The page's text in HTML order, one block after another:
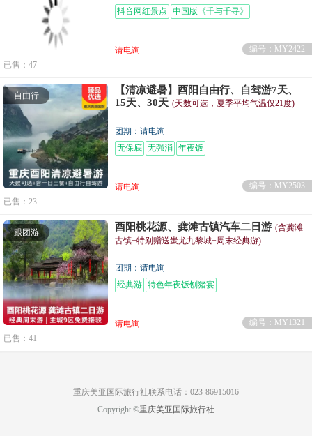
抖音网红景点
中国版《千与千寻》
请电询
编号：MY2422
已售：47
自由行
【清凉避暑】酉阳自由行、自驾游7天、
15天、30天 (天数可选，夏季平均气温仅21度)
团期：请电询
无保底 无强消 年夜饭
请电询
编号：MY2503
已售：23
跟团游 酉阳桃花源、龚滩古镇汽车二日游 (含龚滩
古镇+特别赠送蚩尤九黎城+周末经典游)
团期：请电询
经典游 特色年夜饭刨猪宴
请电询
编号：MY1321
已售：41
重庆美亚国际旅行社联系电话：023-86915016
Copyright ©重庆美亚国际旅行社